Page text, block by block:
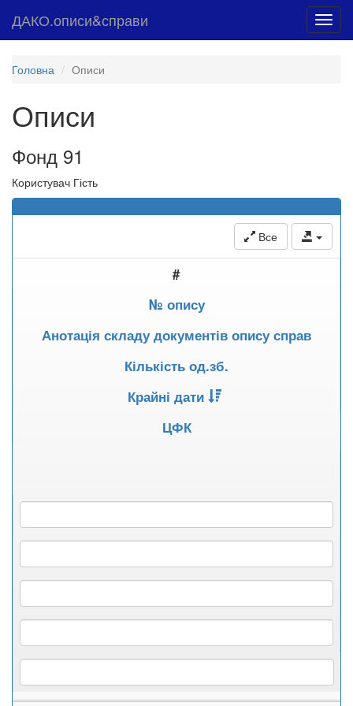
ДАКО.описи&справи
Головна Описи
Описи
Фонд 91
Користувач Гість
Все
#
№ опису
Анотація складу документів опису справ
Кількість од.зб.
Крайні дати
ЦФК